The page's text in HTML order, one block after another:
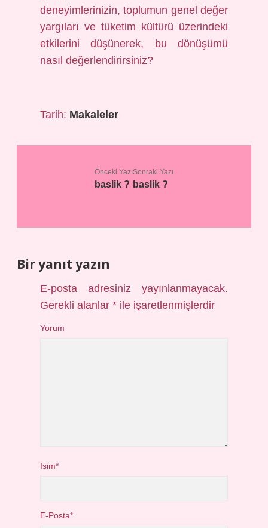
deneyimlerinizin, toplumun genel değer
yargıları ve tüketim kültürü üzerindeki
etkilerini düşünerek, bu dönüşümü
nasıl değerlendirirsiniz?
Tarih: Makaleler
Önceki Yazı
baslik ?
Sonraki Yazı
baslik ?
Bir yanıt yazın
E-posta adresiniz yayınlanmayacak.
Gerekli alanlar* ile işaretlenmişlerdir
Yorum
İsim*
E-Posta*